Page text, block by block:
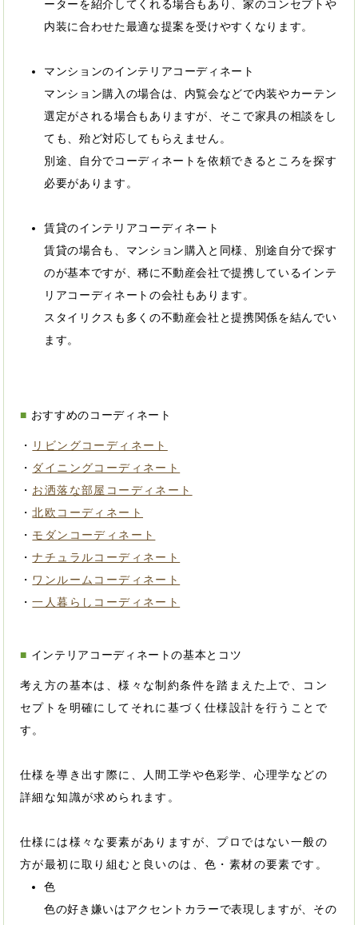
ーターを紹介してくれる場合もあり、家のコンセプトや
内装に合わせた最適な提案を受けやすくなります。
マンションのインテリアコーディネート
マンション購入の場合は、内覧会などで内装やカーテン
選定がされる場合もありますが、そこで家具の相談をし
ても、殆ど対応してもらえません。
別途、自分でコーディネートを依頼できるところを探す
必要があります。
賃貸のインテリアコーディネート
賃貸の場合も、マンション購入と同様、別途自分で探す
のが基本ですが、稀に不動産会社で提携しているインテ
リアコーディネートの会社もあります。
スタイリクスも多くの不動産会社と提携関係を結んでい
ます。
おすすめのコーディネート
・ リビングコーディネート
・ ダイニングコーディネート
・ お洒落な部屋コーディネート
・北欧コーディネート
・ モダンコーディネート
・ナチュラルコーディネート
・ ワンルームコーディネート
・一人暮らしコーディネート
インテリアコーディネートの基本とコツ
考え方の基本は、様々な制約条件を踏まえた上で、コン
セプトを明確にしてそれに基づく仕様設計を行うことで
す。
仕様を導き出す際に、人間工学や色彩学、心理学などの
詳細な知識が求められます。
仕様には様々な要素がありますが、プロではない一般の
方が最初に取り組むと良いのは、色・素材の要素です。
色
色の好き嫌いはアクセントカラーで表現しますが、その